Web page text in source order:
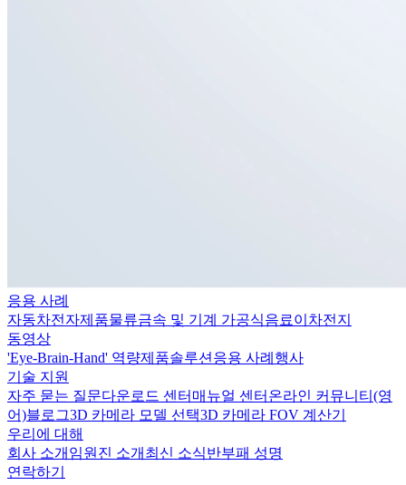
응용 사례
자동차전자제품물류금속 및 기계 가공식음료이차전지
동영상
'Eye-Brain-Hand' 역량제품솔루션 응용 사례 행사
기술 지원
자주 묻는 질문다운로드 센터 매뉴얼 센터 온라인 커뮤니티(영
어)블로그3D 카메라 모델 선택3D 카메라 FOV 계산기
우리에 대해
회사 소개 임원진 소개 최신 소식반부패 성명
연락하기